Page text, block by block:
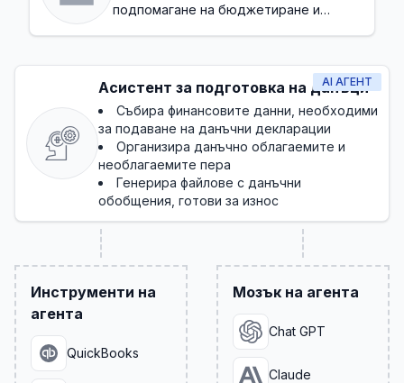
подпомагане на бюджетиране и
AI АГЕНТ
Асистент за подготовка на данъци
Събира финансовите данни, необходими
за подаване на данъчни декларации
Организира данъчно облагаемите и
необлагаемите пера
Генерира файлове с данъчни
обобщения, готови за износ
Инструменти на
агента
QuickBooks
Мозък на агента
Chat GPT
Claude